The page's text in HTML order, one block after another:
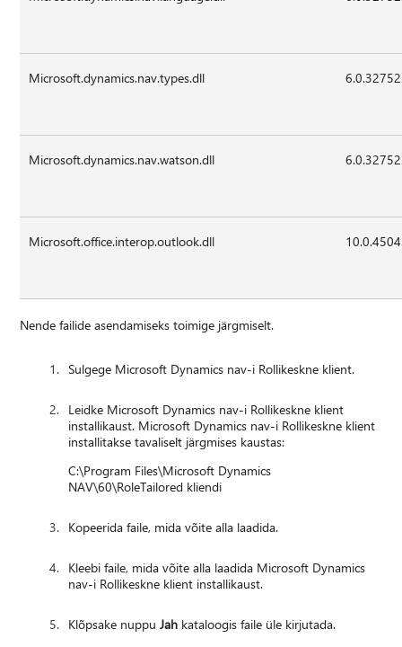
Microsoft.dynamics.nav.types.dll
Microsoft.dynamics.nav.watson.dll
Microsoft.office.interop.outlook.dll
Nende failide asendamiseks toimige järgmiselt.
Sulgege Microsoft Dynamics nav-i Rollikeskne klient.
Leidke Microsoft Dynamics nav-i Rollikeskne klient
installikaust. Microsoft Dynamics nav-i Rollikeskne klient
installitakse tavaliselt järgmises kaustas:
C:\Program Files\Microsoft Dynamics
NAV\60\RoleTailored kliendi
Kopeerida faile, mida võite alla laadida.
Kleebi faile, mida võite alla laadida Microsoft Dynamics
nav-i Rollikeskne klient installikaust.
Klõpsake nuppuJah kataloogis faile üle kirjutada.